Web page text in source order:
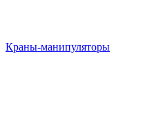
Краны-манипуляторы